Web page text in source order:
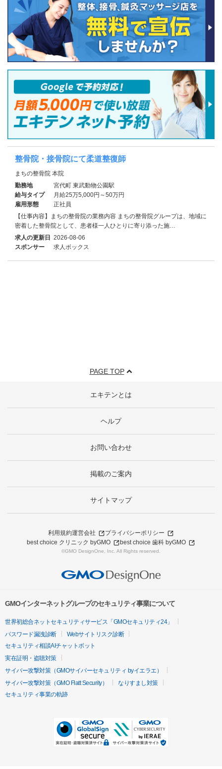
整骨院・接骨院にて柔道整復師
まちの整骨院 本院
勤務地
宮代町 東武動物公園駅
給与タイプ
月給25万5,000円～50万円
雇用形態
正社員
【仕事内容】まちの整骨院の業務内容 まちの整骨院グループは、地域に
密着した整骨院として、患者様一人ひとりに寄り添った施…
求人の更新日 2026-08-06
スポンサー
求人ボックス
PAGE TOP
エキテンとは
ヘルプ
お問い合わせ
掲載のご案内
サイトマップ
利用規約運営会社
プライバシーポリシー
best choice クリニック byGMO
best choice 歯科 byGMO
©GMO DesignOne, Inc. All Rights reserved.
GMOインターネットグループのセキュリティ事業について
世界初総合ネットセキュリティサービス「GMOセキュリティ24」
パスワード漏洩診断
Webサイトリスク診断
セキュリティ相談AIチャットボット
実在証明・盗聴対策
サイバー攻撃対策（GMOサイバーセキュリティ byイエラエ）
サイバー攻撃対策（GMO Flatt Security）
なりすまし対策
セキュリティ事業の軌跡